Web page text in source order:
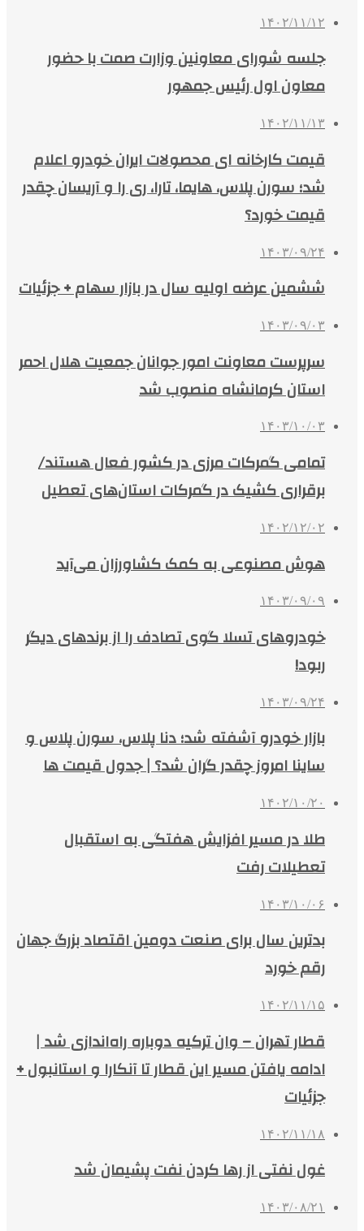
۱۴۰۲/۱۱/۱۲
جلسه شورای معاونین وزارت صمت با حضور
معاون اول رئیس جمهور
۱۴۰۲/۱۱/۱۳
قیمت کارخانه‌ ای محصولات ایران خودرو اعلام
شد؛ سورن پلاس، هایما، تارا، ری را و آریسان چقدر
قیمت خورد؟
۱۴۰۳/۰۹/۲۴
ششمین عرضه اولیه سال در بازار سهام + جزئیات
۱۴۰۳/۰۹/۰۳
سرپرست معاونت امور جوانان جمعیت هلال احمر
استان کرمانشاه منصوب شد
۱۴۰۳/۱۰/۰۳
تمامی گمرکات مرزی در کشور فعال هستند/
برقراری کشیک در گمرکات استان‌های تعطیل
۱۴۰۲/۱۲/۰۲
هوش مصنوعی به کمک کشاورزان می‌آید
۱۴۰۳/۰۹/۰۹
خودروهای تسلا گوی تصادف را از برندهای دیگر
ربود!
۱۴۰۳/۰۹/۲۴
بازار خودرو آشفته شد؛ دنا پلاس، سورن پلاس و
ساینا امروز چقدر گران شد؟ | جدول قیمت ها
۱۴۰۲/۱۰/۲۰
طلا در مسیر افزایش هفتگی به استقبال
تعطیلات رفت
۱۴۰۳/۱۰/۰۶
بدترین سال برای صنعت دومین اقتصاد بزرگ جهان
رقم خورد
۱۴۰۲/۱۱/۱۵
قطار تهران – وان ترکیه دوباره راه‌اندازی شد |
ادامه یافتن مسیر این قطار تا آنکارا و استانبول +
جزئیات
۱۴۰۲/۱۱/۱۸
غول نفتی از رها کردن نفت پشیمان شد
۱۴۰۳/۰۸/۲۱